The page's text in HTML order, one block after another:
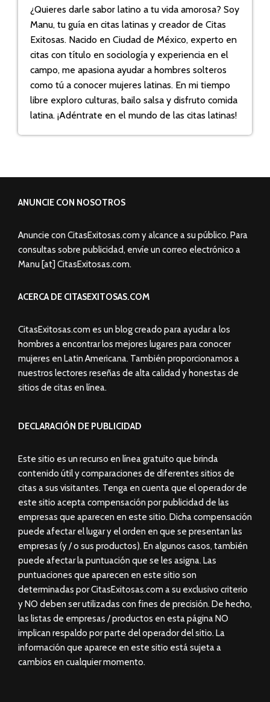
¿Quieres darle sabor latino a tu vida amorosa? Soy
Manu, tu guía en citas latinas y creador de Citas
Exitosas. Nacido en Ciudad de México, experto en
citas con título en sociología y experiencia en el
campo, me apasiona ayudar a hombres solteros
como tú a conocer mujeres latinas. En mi tiempo
libre exploro culturas, bailo salsa y disfruto comida
latina. ¡Adéntrate en el mundo de las citas latinas!
ANUNCIE CON NOSOTROS
Anuncie con CitasExitosas.com y alcance a su público. Para
consultas sobre publicidad, envíe un correo electrónico a
Manu [at] CitasExitosas.com.
ACERCA DE CITASEXITOSAS.COM
CitasExitosas.com es un blog creado para ayudar a los
hombres a encontrar los mejores lugares para conocer
mujeres en Latin Americana. También proporcionamos a
nuestros lectores reseñas de alta calidad y honestas de
sitios de citas en línea.
DECLARACIÓN DE PUBLICIDAD
Este sitio es un recurso en línea gratuito que brinda
contenido útil y comparaciones de diferentes sitios de
citas a sus visitantes. Tenga en cuenta que el operador de
este sitio acepta compensación por publicidad de las
empresas que aparecen en este sitio. Dicha compensación
puede afectar el lugar y el orden en que se presentan las
empresas (y / o sus productos). En algunos casos, también
puede afectar la puntuación que se les asigna. Las
puntuaciones que aparecen en este sitio son
determinadas por CitasExitosas.com a su exclusivo criterio
y NO deben ser utilizadas con fines de precisión. De hecho,
las listas de empresas / productos en esta página NO
implican respaldo por parte del operador del sitio. La
información que aparece en este sitio está sujeta a
cambios en cualquier momento.